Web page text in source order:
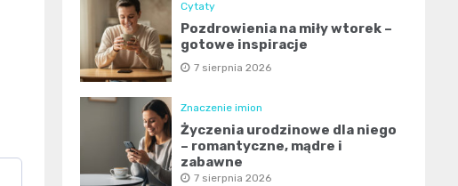
Cytaty
Pozdrowienia na miły wtorek –
gotowe inspiracje
7 sierpnia 2026
Znaczenie imion
Życzenia urodzinowe dla niego
– romantyczne, mądre i
zabawne
7 sierpnia 2026